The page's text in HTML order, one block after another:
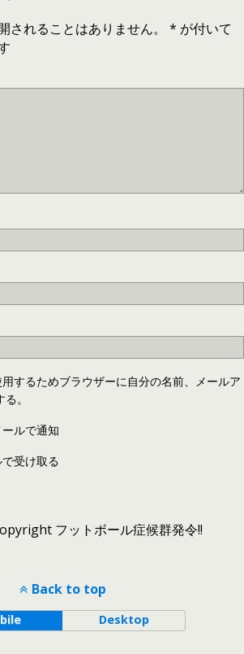
されることはありません。 * が付いて
するためブラウザーに自分の名前、メールア
。
ルで通知
受け取る
フットボール症候群発令!!
Back to top
Desktop